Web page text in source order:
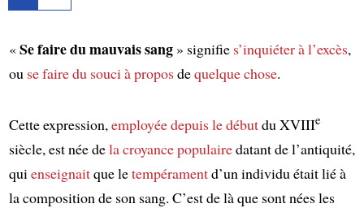
«Se faire du mauvais sang» signifie s’inquiéter à l’excès,
ou se faire du souci à proposdequelque chose.
Cette expression, employéedepuis le débutdu XVIIIe
siècle, est née dela croyance populairedatant de l’antiquité,
qui enseignaitque letempéramentd’un individu était lié à
la composition de son sang. C’est de là que sont nées les